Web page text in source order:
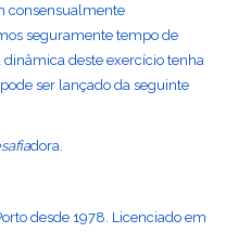
consensualmente
seguramente tempo de
deste exercício tenha
ser lançado da seguinte
dora.
desde 1978. Licenciado em